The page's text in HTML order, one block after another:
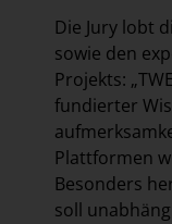
Die Jury lobt
sowie den
Projekts:
fundierter
Plattformen
Besonders
soll